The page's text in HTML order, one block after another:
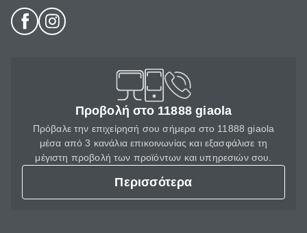
Προβολή στο 11888 giaola
Πρόβαλε την επιχείρησή σου σήμερα στο 11888 giaola
μέσα από 3 κανάλια επικοινωνίας και εξασφάλισε τη
μέγιστη προβολή των προϊόντων και υπηρεσιών σου.
Περισσότερα